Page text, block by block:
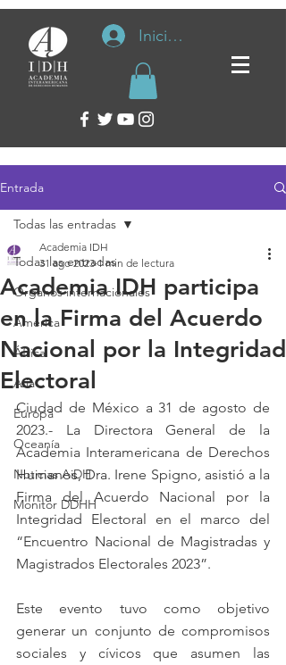
Iniciar sesión
Entrada
Todas las entradas
Organos internacionales
América
África
Asia
Europa
Oceanía
Noticias AiDH
Monitor DDHH
Todas las entradas
Academia IDH participa
en la Firma del Acuerdo
Nacional por la Integridad
Electoral
Academia IDH
31 ago 2023 1 min de lectura
Ciudad de México a 31 de agosto de
2023.- La Directora General de la
Academia Interamericana de Derechos
Humanos, Dra. Irene Spigno, asistió a la
Firma del Acuerdo Nacional por la
Integridad Electoral en el marco del
“Encuentro Nacional de Magistradas y
Magistrados Electorales 2023”.
Este evento tuvo como objetivo
generar un conjunto de compromisos
sociales y cívicos que asumen las